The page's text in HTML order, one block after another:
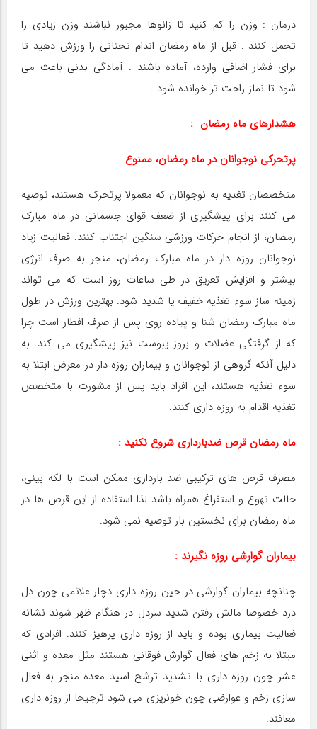
درمان : وزن را کم کنید تا زانوها مجبور نباشند وزن زیادی را
تحمل کنند . قبل از ماه رمضان اندام تحتانی را ورزش دهید تا
برای فشار اضافی وارده، آماده باشند . آمادگی بدنی باعث می
شود تا نماز راحت تر خوانده شود .
هشدارهای ماه رمضان :
پرتحرکی نوجوانان در ماه رمضان، ممنوع
متخصصان تغذیه به نوجوانان که معمولا پرتحرک هستند، توصیه
می کنند برای پیشگیری از ضعف قوای جسمانی در ماه مبارک
رمضان، از انجام حرکات ورزشی سنگین اجتناب کنند. فعالیت زیاد
نوجوانان روزه دار در ماه مبارک رمضان، منجر به صرف انرژی
بیشتر و افزایش تعریق در طی ساعات روز است که می تواند
زمینه ساز سوء تغذیه خفیف یا شدید شود. بهترین ورزش در طول
ماه مبارک رمضان شنا و پیاده روی پس از صرف افطار است چرا
که از گرفتگی عضلات و بروز یبوست نیز پیشگیری می کند. به
دلیل آنکه گروهی از نوجوانان و بیماران روزه دار در معرض ابتلا به
سوء تغذیه هستند، این افراد باید پس از مشورت با متخصص
تغذیه اقدام به روزه داری کنند.
ماه رمضان قرص ضدبارداری شروع نکنید :
مصرف قرص های ترکیبی ضد بارداری ممکن است با لکه بینی،
حالت تهوع و استفراغ همراه باشد لذا استفاده از این قرص ها در
ماه رمضان برای نخستین بار توصیه نمی شود.
بیماران گوارشی روزه نگیرند :
چنانچه بیماران گوارشی در حین روزه داری دچار علائمی چون دل
درد خصوصا مالش رفتن شدید سردل در هنگام ظهر شوند نشانه
فعالیت بیماری بوده و باید از روزه داری پرهیز کنند. افرادی که
مبتلا به زخم های فعال گوارش فوقانی هستند مثل معده و اثنی
عشر چون روزه داری با تشدید ترشح اسید معده منجر به فعال
سازی زخم و عوارضی چون خونریزی می شود ترجیحا از روزه داری
معافند.